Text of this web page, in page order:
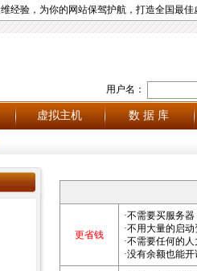
经验，为你的网站保驾护航，打造全国最佳
用户名：
虚拟主机 数 据 库
更省钱
·不需要买服务
·不用大量的启
·不需要任何的
·没有余额也能